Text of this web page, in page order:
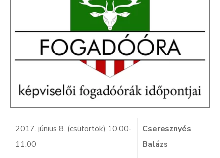
2017. június 8. (csütörtök) 10.00-
11.00
Cseresznyés
Balázs